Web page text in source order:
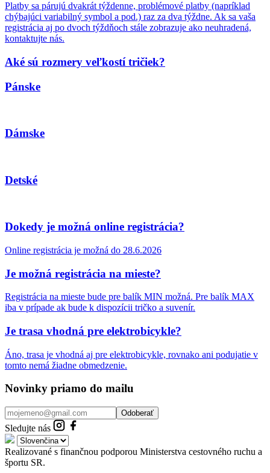
Platby sa párujú dvakrát týždenne, problémové platby (napríklad
chýbajúci variabilný symbol a pod.) raz za dva týždne. Ak sa vaša
registrácia aj po dvoch týždňoch stále zobrazuje ako neuhradená,
kontaktujte nás.
Aké sú rozmery veľkostí tričiek?
Pánske
Dámske
Detské
Dokedy je možná online registrácia?
Online registrácia je možná do 28.6.2026
Je možná registrácia na mieste?
Registrácia na mieste bude pre balík MIN možná. Pre balík MAX
iba v prípade ak bude k dispozícii tričko a suvenír.
Je trasa vhodná pre elektrobicykle?
Áno, trasa je vhodná aj pre elektrobicykle, rovnako ani podujatie v
tomto nemá žiadne obmedzenie.
Novinky priamo do mailu
Odoberať
Sledujte nás
Realizované s finančnou podporou Ministerstva cestovného ruchu a
športu SR.